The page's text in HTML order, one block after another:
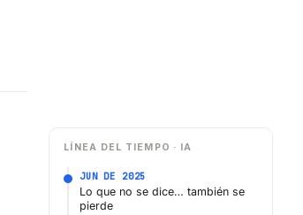
LÍNEA DEL TIEMPO · IA
JUN DE 2025
Lo que no se dice… también se
pierde